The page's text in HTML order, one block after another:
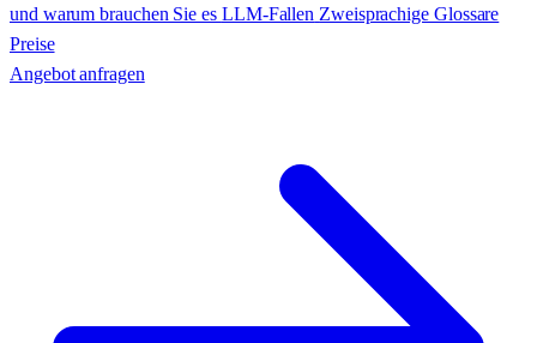
und warum brauchen Sie es LLM-Fallen Zweisprachige Glossare
Preise
Angebot anfragen